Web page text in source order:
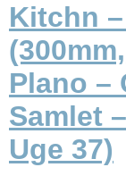
Kitchn
Plano –
Samlet
Uge 37)